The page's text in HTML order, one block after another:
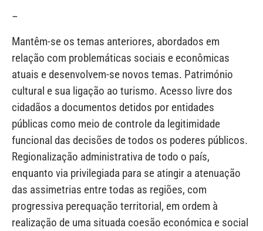
–
Mantêm-se os temas anteriores, abordados em
relação com problemáticas sociais e econômicas
atuais e desenvolvem-se novos temas. Património
cultural e sua ligação ao turismo. Acesso livre dos
cidadãos a documentos detidos por entidades
públicas como meio de controle da legitimidade
funcional das decisões de todos os poderes públicos.
Regionalização administrativa de todo o país,
enquanto via privilegiada para se atingir a atenuação
das assimetrias entre todas as regiões, com
progressiva perequação territorial, em ordem à
realização de uma situada coesão económica e social